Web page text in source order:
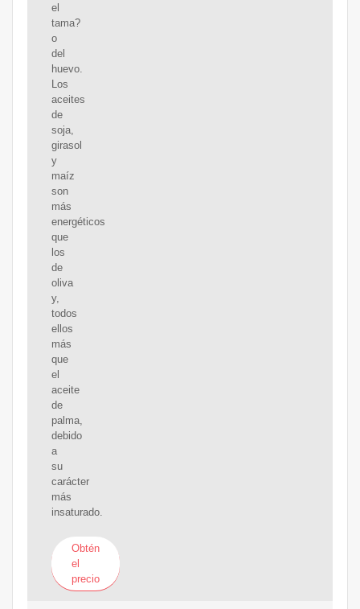
el
tama?
o
del
huevo.
Los
aceites
de
soja,
girasol
y
maíz
son
más
energéticos
que
los
de
oliva
y,
todos
ellos
más
que
el
aceite
de
palma,
debido
a
su
carácter
más
insaturado.
Obtén
el
precio